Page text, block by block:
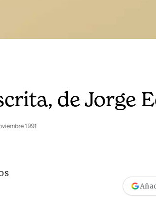
de Jorge
1991